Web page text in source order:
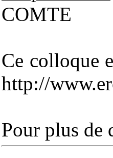
COMTE
Ce colloque
http://
Pour plus de